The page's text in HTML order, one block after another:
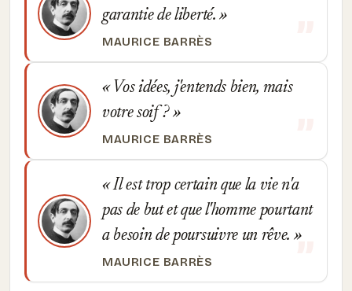
garantie de liberté.
MAURICE BARRÈS
Vos idées, j'entends bien, mais
votre soif ?
MAURICE BARRÈS
Il est trop certain que la vie n'a
pas de but et que l'homme pourtant
a besoin de poursuivre un rêve.
MAURICE BARRÈS